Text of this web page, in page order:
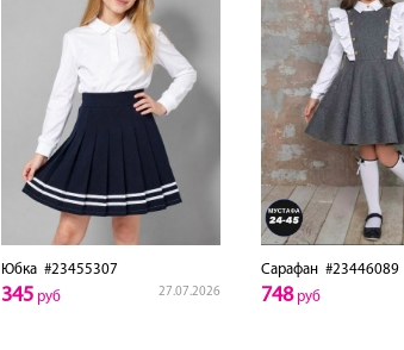
Юбка#23455307
27.07.2026
345руб
Сарафан#23446089
748руб